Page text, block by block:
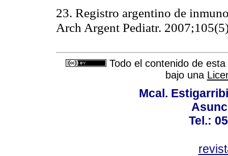
23. Registro argentino de
Arch Argent Pediatr.
Todo el contenido de
bajo una
Mcal.
Tel.: